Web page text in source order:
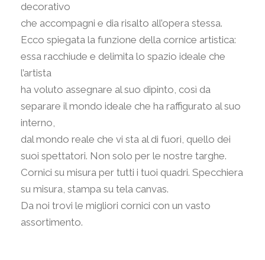
decorativo
che accompagni e dia risalto all’opera stessa.
Ecco spiegata la funzione della cornice artistica:
essa racchiude e delimita lo spazio ideale che
l’artista
ha voluto assegnare al suo dipinto, così da
separare il mondo ideale che ha raffigurato al suo
interno,
dal mondo reale che vi sta al di fuori, quello dei
suoi spettatori. Non solo per le nostre targhe.
Cornici su misura per tutti i tuoi quadri. Specchiera
su misura, stampa su tela canvas.
Da noi trovi le migliori cornici con un vasto
assortimento.